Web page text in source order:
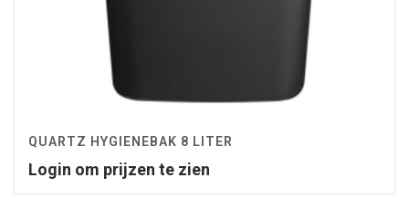
QUARTZ HYGIENEBAK 8 LITER
Login om prijzen te zien